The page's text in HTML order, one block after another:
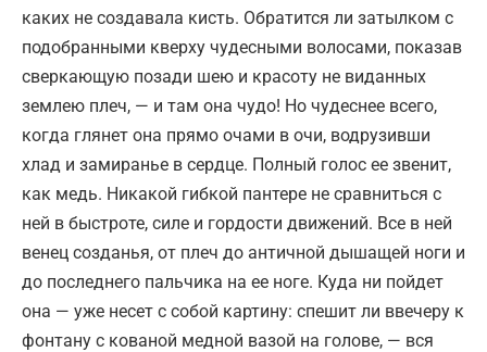
каких не создавала кисть. Обратится ли затылком с
подобранными кверху чудесными волосами, показав
сверкающую позади шею и красоту не виданных
землею плеч, — и там она чудо! Но чудеснее всего,
когда глянет она прямо очами в очи, водрузивши
хлад и замиранье в сердце. Полный голос ее звенит,
как медь. Никакой гибкой пантере не сравниться с
ней в быстроте, силе и гордости движений. Все в ней
венец созданья, от плеч до античной дышащей ноги и
до последнего пальчика на ее ноге. Куда ни пойдет
она — уже несет с собой картину: спешит ли ввечеру к
фонтану с кованой медной вазой на голове, — вся